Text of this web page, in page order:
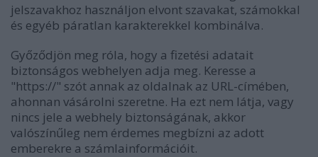
jelszavakhoz használjon elvont szavakat, számokkal
és egyéb páratlan karakterekkel kombinálva.
Győződjön meg róla, hogy a fizetési adatait
biztonságos webhelyen adja meg. Keresse a
"https://" szót annak az oldalnak az URL-címében,
ahonnan vásárolni szeretne. Ha ezt nem látja, vagy
nincs jele a webhely biztonságának, akkor
valószínűleg nem érdemes megbízni az adott
emberekre a számlainformációit.